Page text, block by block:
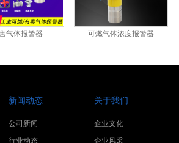
气体报警器 可燃气体浓度报警器
新闻动态
公司新闻
行业动态
关于我们
企业文化
企业风采